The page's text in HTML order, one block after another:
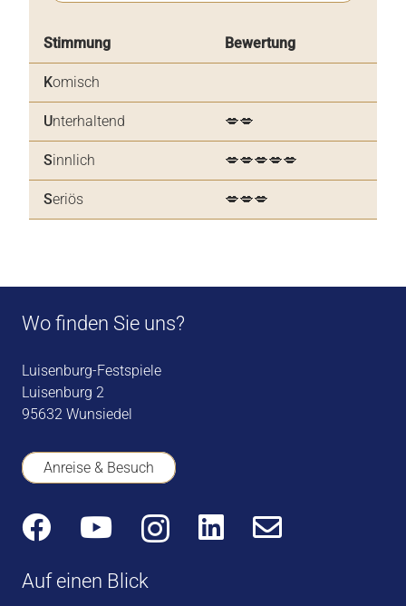
Stimmung Bewertung
Komisch
Unterhaltend 💋💋
Sinnlich 💋💋💋💋💋
Seriös 💋💋💋
Wo finden Sie uns?
Luisenburg-Festspiele
Luisenburg 2
95632 Wunsiedel
Anreise & Besuch
Auf einen Blick